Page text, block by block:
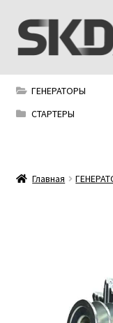
Перейти
навигации
Перейти
содержимому
SKD AUTO KY
Условия поставки
Мой аккаунт
Политика
ГЕНЕРАТОРЫ
СТАРТЕРЫ
Главная